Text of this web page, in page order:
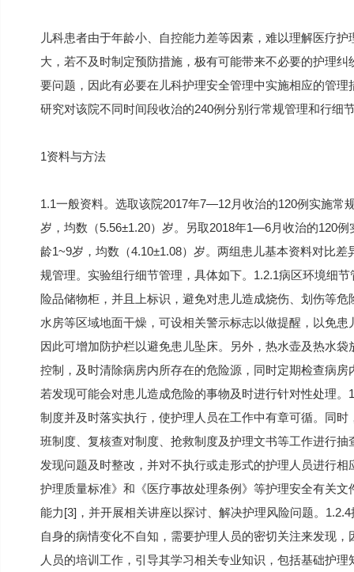
儿科患者由于年龄小、自控能力差等因素，难以理解医疗
大，若不及时制定预防措施，极有可能带来不必要的护理
要问题，因此有必要在儿科护理安全管理中实施相应的管
研究对该院不同时间段收治的240例分别行常规管理和行细
1资料与方法
1.1一般资料。选取该院2017年7—12月收治的120例实施常
岁，均数（5.56±1.20）岁。另取2018年1—6月收治的120
龄1~9岁，均数（4.10±1.08）岁。两组患儿基本资料对比
规管理。实验组行细节管理，具体如下。1.2.1病区环境细
险品储物柜，并且上标识，避免对患儿造成烧伤、划伤等
水房等区域地面干燥，可设相关警示标志以做提醒，以免
因此可增加防护栏以避免患儿坠床。另外，热水壶及热水
控制，及时清除病房内所存在的危险源，同时定期检查病
若发现可能会对患儿造成危险的事物及时进行针对性处理
制度并及时落实执行，使护理人员在工作中有章可循。同
班制度、复核查对制度、抢救制度及护理文书等工作进行
发现问题及时整改，并对不执行或走形式的护理人员进行
护理质量标准》和《医疗事故处理条例》等护理安全有关
能力[3]，并开展相关讲座以探讨、解决护理风险问题。
自身的病情变化不自知，需要护理人员的密切关注来发现
人员的培训工作，引导其学习相关专业知识，包括基础护